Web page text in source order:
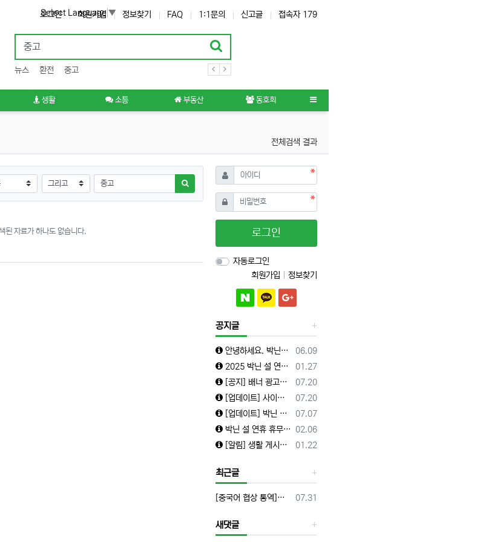
로그인 회원가입 정보찾기 FAQ 1:1문의 신고글 접속자 179
뉴스 환전 중고
생활 소통 부동산 동호회
전체검색 결과
Select Language ▼
검색방법 검색어
검색하기
된 자료가 하나도 없습니다.
아이디 필수
비밀번호필수
로그인
자동로그인
회원가입
정보찾기
공지글
등록일
06.09
안녕하세요. 박닌커뮤니티 운영자입니다.
등록일
01.27
2025 박닌 설 연휴 휴무여부 업체정보
등록일
07.20
[공지] 배너 광고주를 모집합니다.(수정)
등록일
07.20
[업데이트] 사이트 번역기능 추가
등록일
07.07
[업데이트] 박닌 정전 일자 확인안내
등록일
02.06
박닌 설 연휴 휴무여부 업체정보
등록일
01.22
[알림] 생활 게시판 무료 업체등록 해드립니다.
최근글
등록일
07.31
[중국어 협상 통역]상해(상하이)·항저우/이우·쑤저우 공급·제조 업체,공장 미팅 & 전시회 한중 원어민 프리랜서 비즈니스 통역사
새댓글